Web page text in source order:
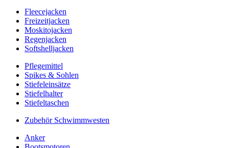
Fleecejacken
Freizeitjacken
Moskitojacken
Regenjacken
Softshelljacken
Pflegemittel
Spikes & Sohlen
Stiefeleinsätze
Stiefelhalter
Stiefeltaschen
Zubehör Schwimmwesten
Anker